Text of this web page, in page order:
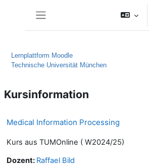
Lernplattform Moodle
Technische Universität München
Kursinformation
Medical Information Processing
Kurs aus TUMOnline ( W2024/25)
Dozent: Raffael Bild